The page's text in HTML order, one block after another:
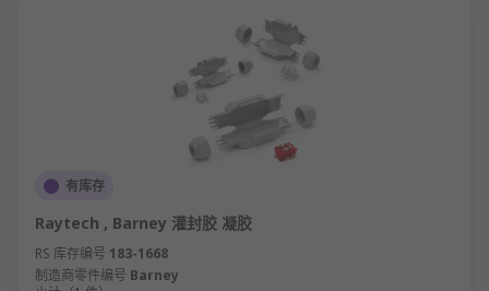
有库存
Raytech , Barney 灌封胶 凝胶
RS 库存编号 183-1668
制造商零件编号 Barney